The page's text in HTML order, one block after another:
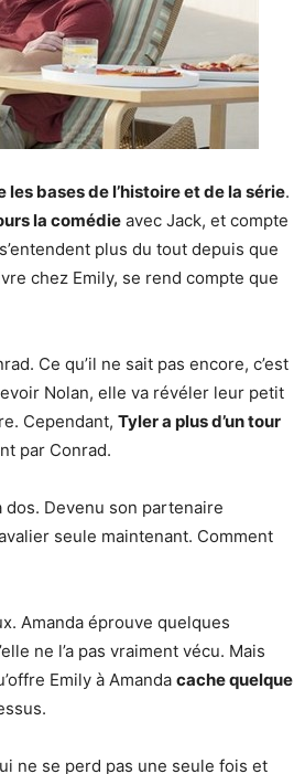
les bases de l’histoire et de la série.
la comédie avec Jack, et compte
plus du tout depuis que
chez Emily, se rend compte que
Ce qu’il ne sait pas encore, c’est
Nolan, elle va révéler leur petit
Cependant, Tyler a plus d’un tour
par Conrad.
dos. Devenu son partenaire
seule maintenant. Comment
Amanda éprouve quelques
ne l’a pas vraiment vécu. Mais
Emily à Amanda cache quelque
ne se perd pas une seule fois et